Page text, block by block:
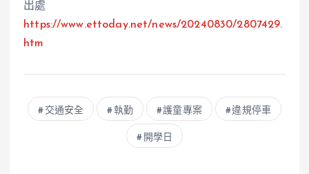
出處
https://www.ettoday.net/news/20240830/2807429.
htm
交通安全 執勤 護童專案 違規停車
開學日